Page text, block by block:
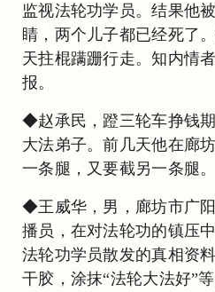
监视法轮功学员。结果他
睛，两个儿子都已经死了
天拄棍蹒跚行走。知内情
报。
◆赵承民，蹬三轮车挣钱
大法弟子。前几天他在廊
一条腿，又要截另一条腿。
◆王威华，男，廊坊市广
播员，在对法轮功的镇压
法轮功学员散发的真相资
干胶，涂抹“法轮大法好”